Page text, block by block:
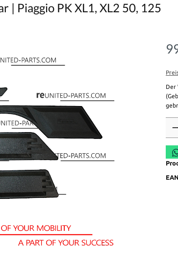
| Piaggio PK XL1, XL2 50, 125
Der